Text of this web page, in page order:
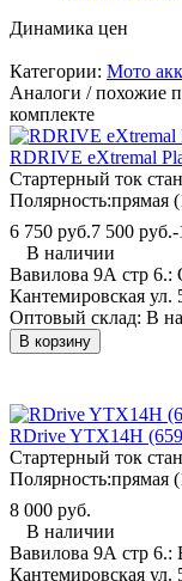
Динамика цен
Категории: Мото
Аналоги / похожие
комплекте
RDRIVE eXtremal
Стартерный ток
Полярность:прямая
6 750 руб.7 500 руб.-
В наличии
Вавилова 9А стр 6.:
Кантемировская ул.
Оптовый склад: В
В корзину
RDrive YTX14H
Стартерный ток
Полярность:прямая
8 000 руб.
В наличии
Вавилова 9А стр 6.:
Кантемировская ул.